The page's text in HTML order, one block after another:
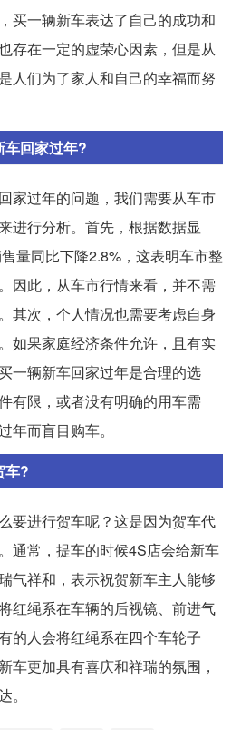
买一辆新车表达了自己的成功和
存在一定的虚荣心因素，但是从
人们为了家人和自己的幸福而努
车回家过年?
家过年的问题，我们需要从车市
进行分析。首先，根据数据显
量同比下降2.8%，这表明车市整
因此，从车市行情来看，并不需
其次，个人情况也需要考虑自身
如果家庭经济条件允许，且有实
一辆新车回家过年是合理的选
有限，或者没有明确的用车需
年而盲目购车。
车?
要进行贺车呢？这是因为贺车代
通常，提车的时候4S店会给新车
气祥和，表示祝贺新车主人能够
红绳系在车辆的后视镜、前进气
的人会将红绳系在四个车轮子
车更加具有喜庆和祥瑞的氛围，